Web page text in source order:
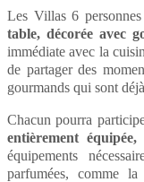
Les Villas 6
table, décorée avec
immédiate avec la
de partager des
gourmands qui sont
Chacun pourra
entièrement équipée,
équipements
parfumées, comme